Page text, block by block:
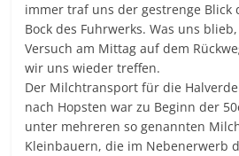
immer traf uns der gestrenge Blick
Bock des Fuhrwerks. Was uns
Versuch am Mittag auf dem
wir uns wieder treffen.
Der Milchtransport für die
nach Hopsten war zu Beginn der
unter mehreren so genannten
Kleinbauern, die im Nebenerwerb